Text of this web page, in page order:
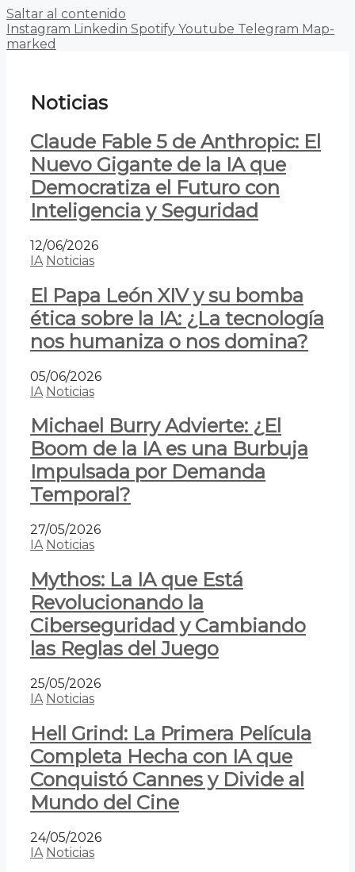
Saltar al contenido
Instagram Linkedin Spotify Youtube Telegram Map-
marked
Noticias
Claude Fable 5 de Anthropic: El
Nuevo Gigante de la IA que
Democratiza el Futuro con
Inteligencia y Seguridad
12/06/2026
IA Noticias
El Papa León XIV y su bomba
ética sobre la IA: ¿La tecnología
nos humaniza o nos domina?
05/06/2026
IA Noticias
Michael Burry Advierte: ¿El
Boom de la IA es una Burbuja
Impulsada por Demanda
Temporal?
27/05/2026
IA Noticias
Mythos: La IA que Está
Revolucionando la
Ciberseguridad y Cambiando
las Reglas del Juego
25/05/2026
IA Noticias
Hell Grind: La Primera Película
Completa Hecha con IA que
Conquistó Cannes y Divide al
Mundo del Cine
24/05/2026
IA Noticias